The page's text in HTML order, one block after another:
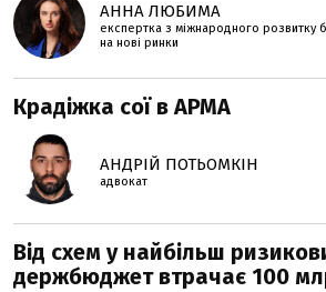
АННА ЛЮБИМА
експертка з міжнародного розвитку
на нові ринки
Крадіжка сої в АРМА
АНДРІЙ ПОТЬОМКІН
адвокат
Від схем у найбільш
держбюджет втрачає 100